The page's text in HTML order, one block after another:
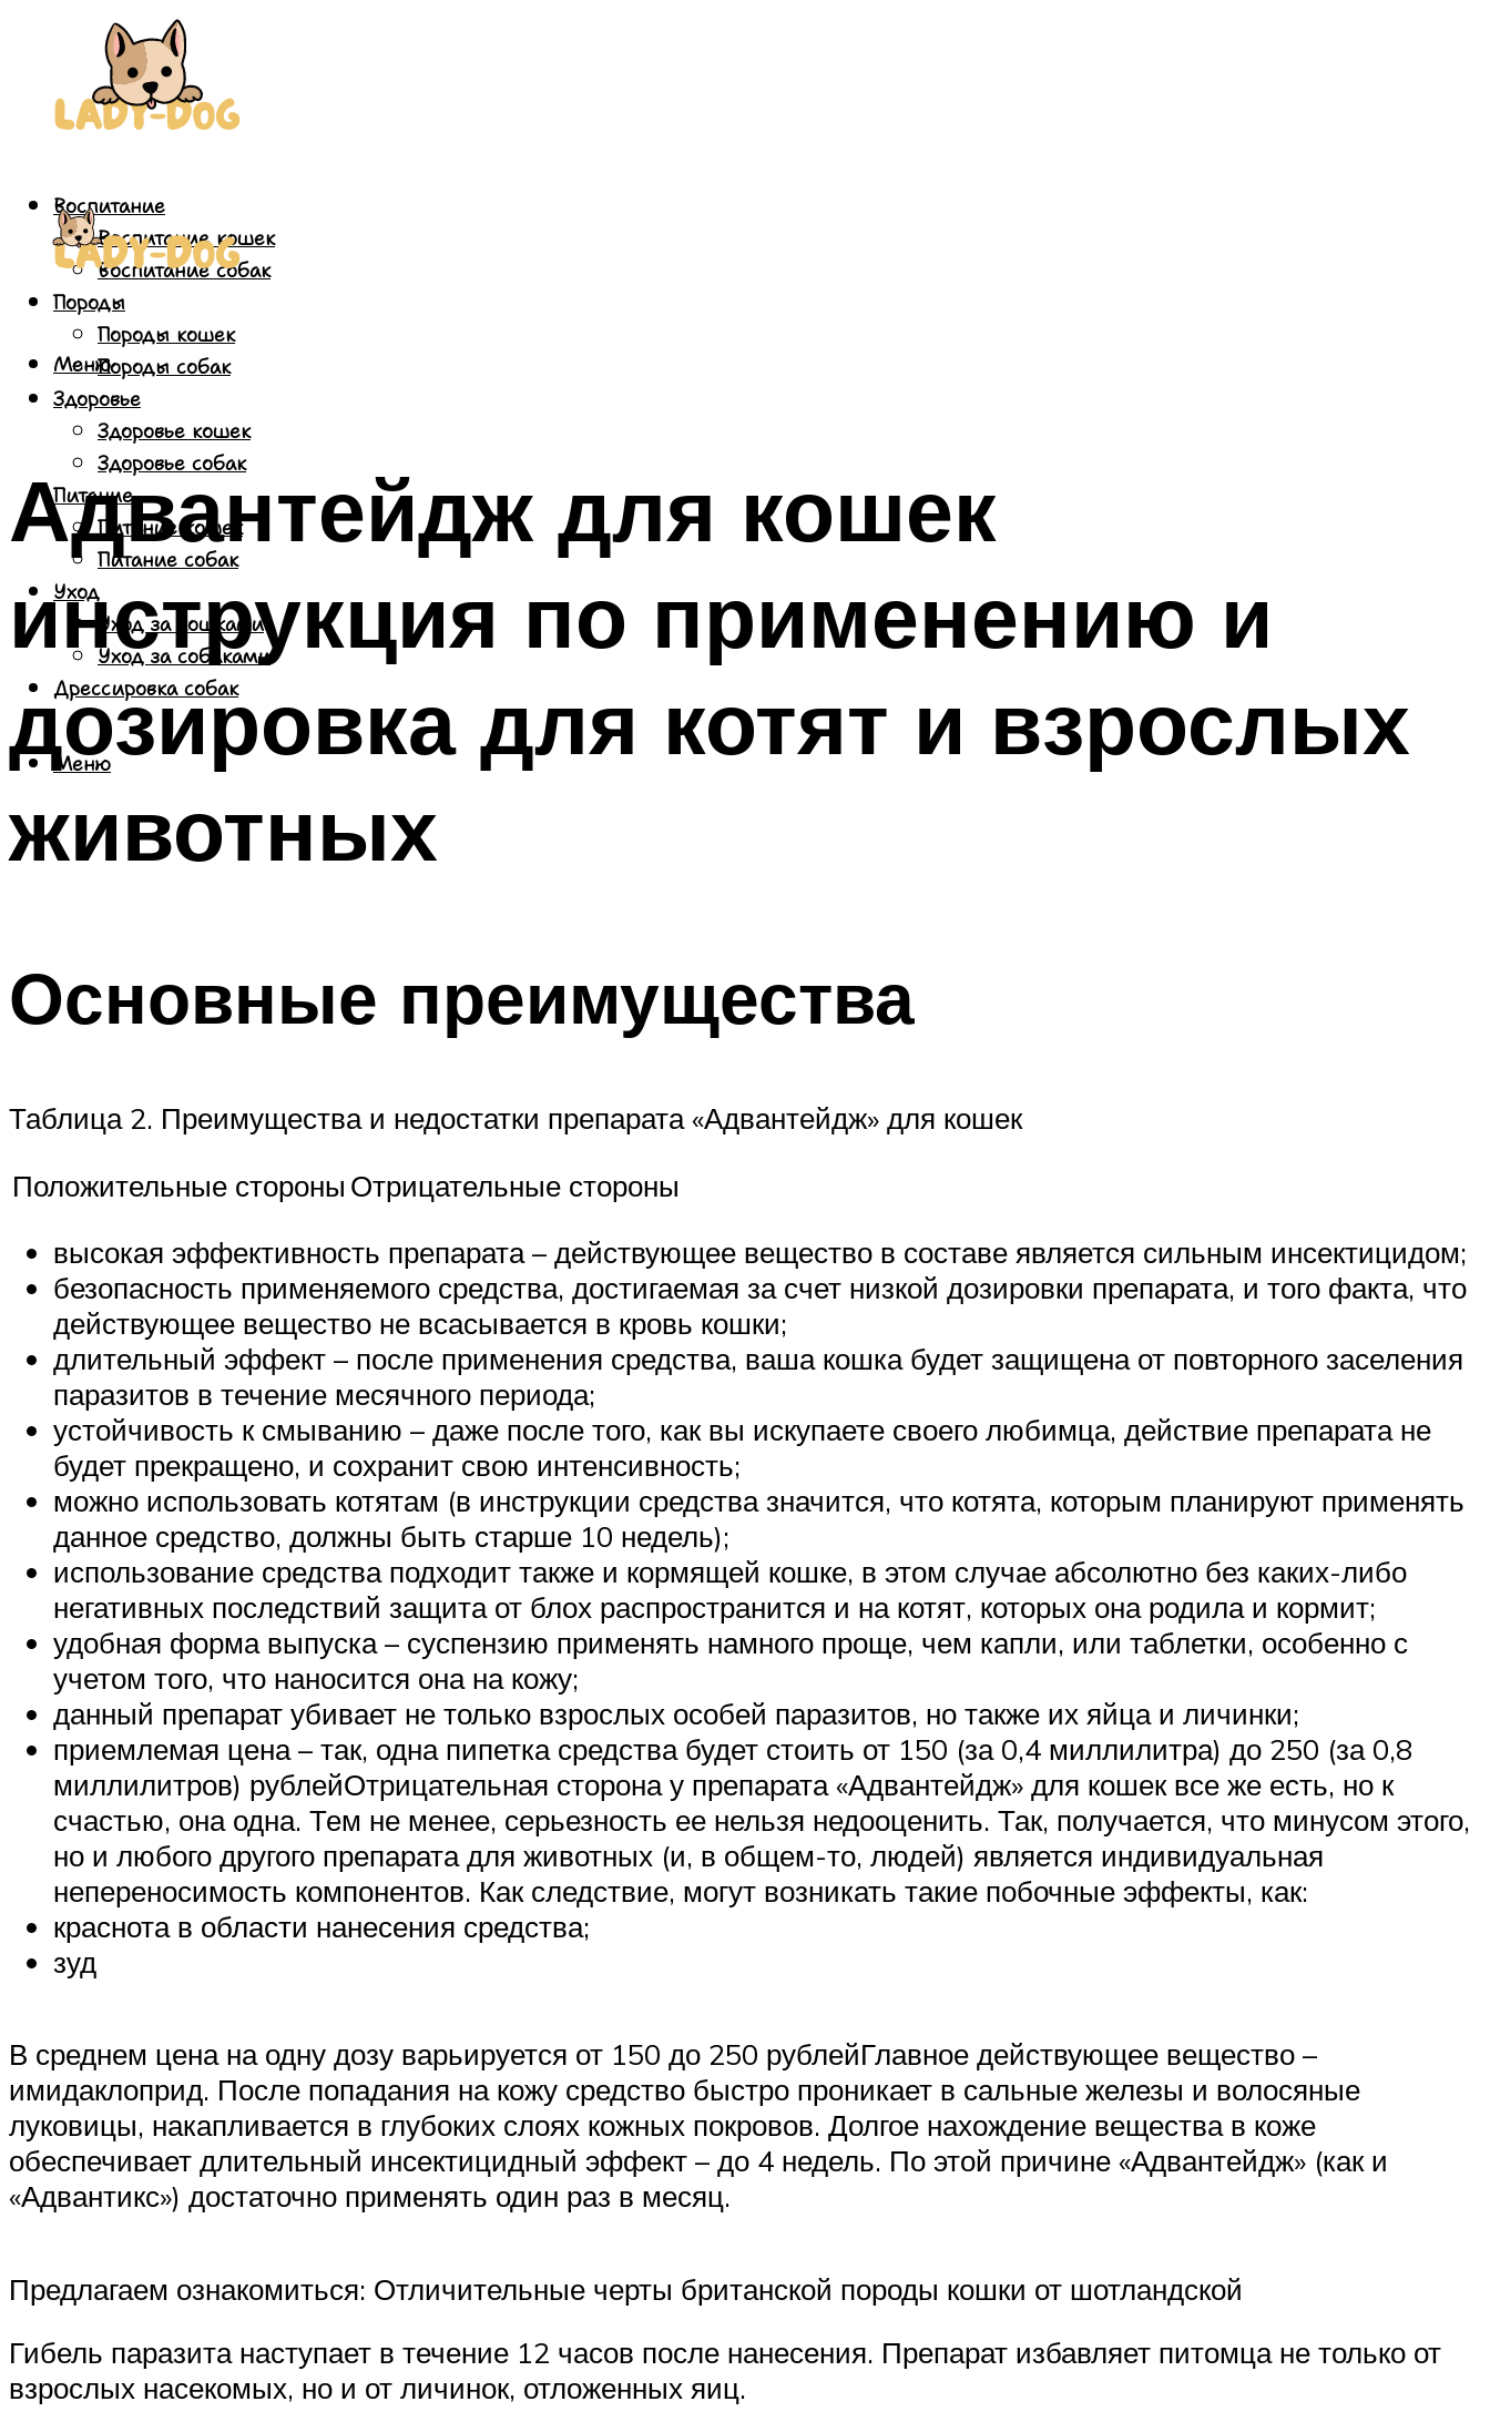
Воспитание
Воспитание кошек
Воспитание собак
Породы
Породы кошек
Породы собак
Здоровье
Здоровье кошек
Здоровье собак
Питание
Питание кошек
Питание собак
Уход
Уход за кошками
Уход за собаками
Дрессировка собак
Меню
Меню
Адвантейдж для кошек
инструкция по применению и
дозировка для котят и взрослых
животных
Основные преимущества
Таблица 2. Преимущества и недостатки препарата «Адвантейдж» для кошек
Положительные стороны Отрицательные стороны
высокая эффективность препарата – действующее вещество в составе является сильным инсектицидом;
безопасность применяемого средства, достигаемая за счет низкой дозировки препарата, и того факта, что
действующее вещество не всасывается в кровь кошки;
длительный эффект – после применения средства, ваша кошка будет защищена от повторного заселения
паразитов в течение месячного периода;
устойчивость к смыванию – даже после того, как вы искупаете своего любимца, действие препарата не
будет прекращено, и сохранит свою интенсивность;
можно использовать котятам (в инструкции средства значится, что котята, которым планируют применять
данное средство, должны быть старше 10 недель);
использование средства подходит также и кормящей кошке, в этом случае абсолютно без каких-либо
негативных последствий защита от блох распространится и на котят, которых она родила и кормит;
удобная форма выпуска – суспензию применять намного проще, чем капли, или таблетки, особенно с
учетом того, что наносится она на кожу;
данный препарат убивает не только взрослых особей паразитов, но также их яйца и личинки;
приемлемая цена – так, одна пипетка средства будет стоить от 150 (за 0,4 миллилитра) до 250 (за 0,8
миллилитров) рублейОтрицательная сторона у препарата «Адвантейдж» для кошек все же есть, но к
счастью, она одна. Тем не менее, серьезность ее нельзя недооценить. Так, получается, что минусом этого,
но и любого другого препарата для животных (и, в общем-то, людей) является индивидуальная
непереносимость компонентов. Как следствие, могут возникать такие побочные эффекты, как:
краснота в области нанесения средства;
зуд
В среднем цена на одну дозу варьируется от 150 до 250 рублейГлавное действующее вещество –
имидаклоприд. После попадания на кожу средство быстро проникает в сальные железы и волосяные
луковицы, накапливается в глубоких слоях кожных покровов. Долгое нахождение вещества в коже
обеспечивает длительный инсектицидный эффект – до 4 недель. По этой причине «Адвантейдж» (как и
«Адвантикс») достаточно применять один раз в месяц.
Предлагаем ознакомиться: Отличительные черты британской породы кошки от шотландской
Гибель паразита наступает в течение 12 часов после нанесения. Препарат избавляет питомца не только от
взрослых насекомых, но и от личинок, отложенных яиц.